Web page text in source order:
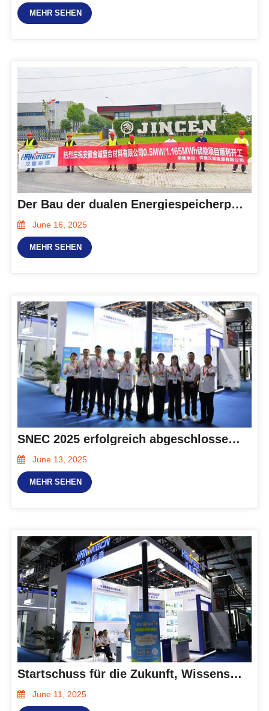
MEHR SEHEN
Der Bau der dualen Energiespeicherprojekte von Hanxing Energy hat begonnen! Hocheffiziente Lösungen helfen Unternehmen, eine qualitativ hochwertige Entwicklung zu erreichen
June 16, 2025
MEHR SEHEN
SNEC 2025 erfolgreich abgeschlossen, Hanxings integrierte Photovoltaik-Speicher- und Ladelösung erregte Aufmerksamkeit
June 13, 2025
MEHR SEHEN
Startschuss für die Zukunft, Wissenssammlung in Shanghai | Hanxing Energy präsentiert CO2-freie Lösungen auf der SNEC 2025
June 11, 2025